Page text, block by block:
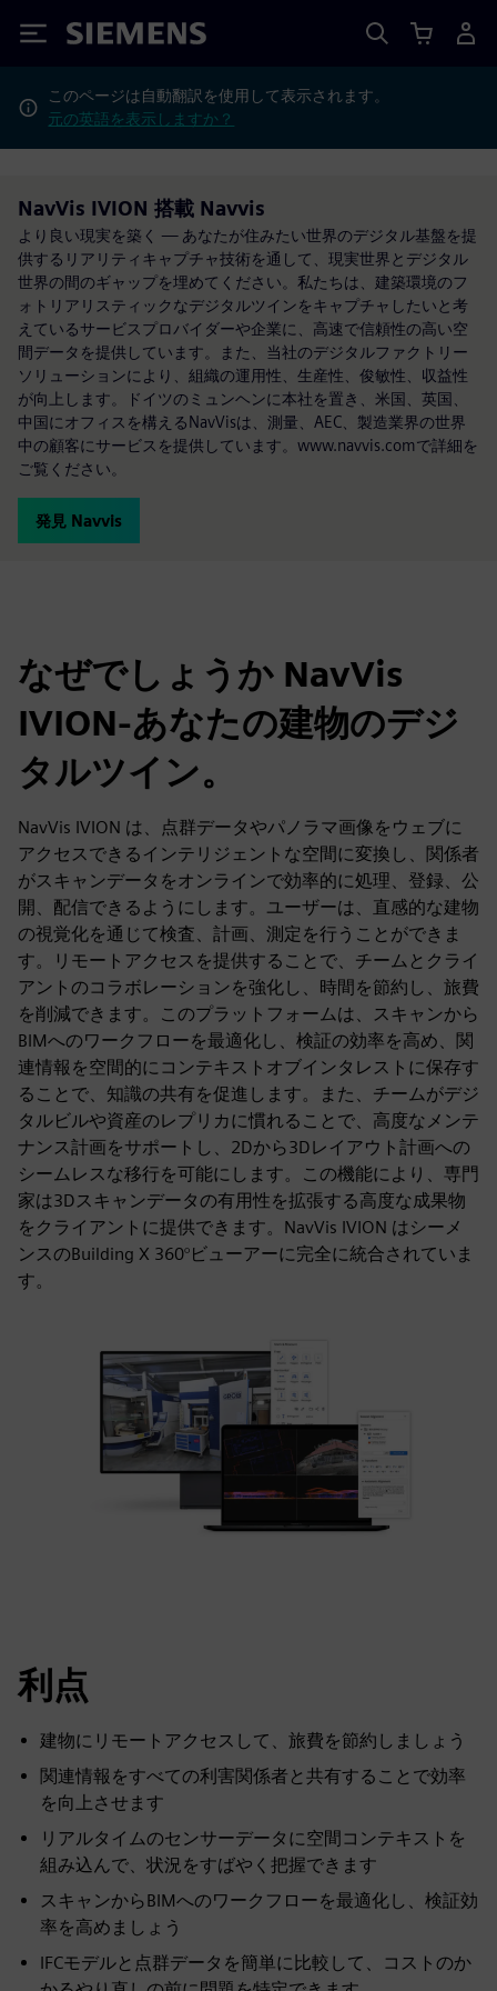
Siemens
このページは自動翻訳を使用して表示されます。
元の英語を表示しますか？
NavVis IVION 搭載 Navvis
より良い現実を築く — あなたが住みたい世界のデジタル基盤を提
供するリアリティキャプチャ技術を通して、現実世界とデジタル
世界の間のギャップを埋めてください。私たちは、建築環境のフ
ォトリアリスティックなデジタルツインをキャプチャしたいと考
えているサービスプロバイダーや企業に、高速で信頼性の高い空
間データを提供しています。また、当社のデジタルファクトリー
ソリューションにより、組織の運用性、生産性、俊敏性、収益性
が向上します。ドイツのミュンヘンに本社を置き、米国、英国、
中国にオフィスを構えるNavVisは、測量、AEC、製造業界の世界
中の顧客にサービスを提供しています。www.navvis.comで詳細を
ご覧ください。
発見 Navvis
なぜでしょうか NavVis
IVION-あなたの建物のデジ
タルツイン。
NavVis IVION は、点群データやパノラマ画像をウェブに
アクセスできるインテリジェントな空間に変換し、関係者
がスキャンデータをオンラインで効率的に処理、登録、公
開、配信できるようにします。ユーザーは、直感的な建物
の視覚化を通じて検査、計画、測定を行うことができま
す。リモートアクセスを提供することで、チームとクライ
アントのコラボレーションを強化し、時間を節約し、旅費
を削減できます。このプラットフォームは、スキャンから
BIMへのワークフローを最適化し、検証の効率を高め、関
連情報を空間的にコンテキストオブインタレストに保存す
ることで、知識の共有を促進します。また、チームがデジ
タルビルや資産のレプリカに慣れることで、高度なメンテ
ナンス計画をサポートし、2Dから3Dレイアウト計画への
シームレスな移行を可能にします。この機能により、専門
家は3Dスキャンデータの有用性を拡張する高度な成果物
をクライアントに提供できます。NavVis IVION はシーメ
ンスのBuilding X 360°ビューアーに完全に統合されていま
す。
利点
建物にリモートアクセスして、旅費を節約しましょう
関連情報をすべての利害関係者と共有することで効率
を向上させます
リアルタイムのセンサーデータに空間コンテキストを
組み込んで、状況をすばやく把握できます
スキャンからBIMへのワークフローを最適化し、検証効
率を高めましょう
IFCモデルと点群データを簡単に比較して、コストのか